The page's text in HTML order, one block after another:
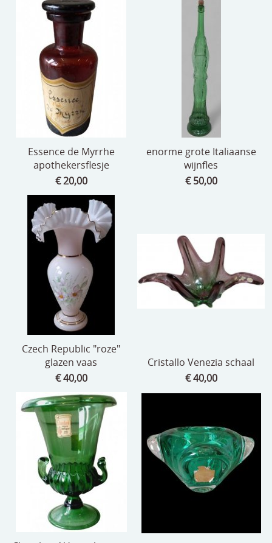
Essence de Myrrhe
apothekersflesje
€ 20,00
enorme grote Italiaanse
wijnfles
€ 50,00
Czech Republic "roze"
glazen vaas
€ 40,00
Cristallo Venezia schaal
€ 40,00